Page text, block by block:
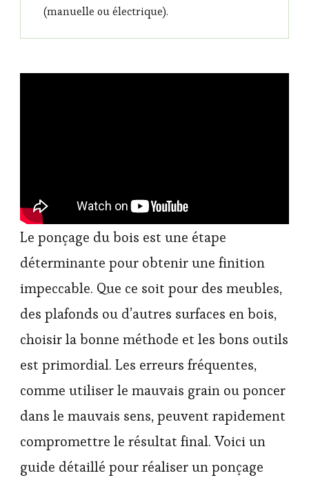
(manuelle ou électrique).
Le ponçage du bois est une étape
déterminante pour obtenir une finition
impeccable. Que ce soit pour des meubles,
des plafonds ou d’autres surfaces en bois,
choisir la bonne méthode et les bons outils
est primordial. Les erreurs fréquentes,
comme utiliser le mauvais grain ou poncer
dans le mauvais sens, peuvent rapidement
compromettre le résultat final. Voici un
guide détaillé pour réaliser un ponçage